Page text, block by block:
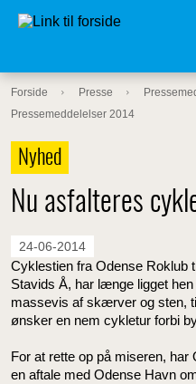
Forside Presse
Pressemeddelelser 2014
Nyhed
Nu asfalteres
24-06-2014
Cyklestien fra Odense Roklub
Stavids Å, har længe ligget
massevis af skærver og sten,
ønsker en nem cykletur forbi
For at rette op på miseren,
en aftale med Odense Havn